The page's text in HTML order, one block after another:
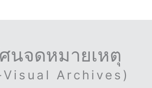
นจดหมายเหตุ
Archives)